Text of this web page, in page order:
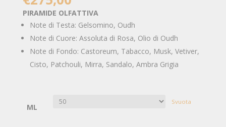
PIRAMIDE OLFATTIVA
Note di Testa: Gelsomino, Oudh
Note di Cuore: Assoluta di Rosa, Olio di Oudh
Note di Fondo: Castoreum, Tabacco, Musk, Vetiver,
Cisto, Patchouli, Mirra, Sandalo, Ambra Grigia
ML
Svuota